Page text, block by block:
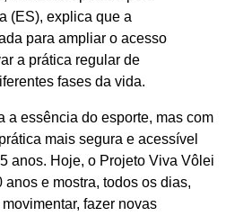
(ES), explica que a
para ampliar o acesso
a prática regular de
fases da vida.
a essência do esporte, mas com
mais segura e acessível
anos. Hoje, o Projeto Viva Vôlei
e mostra, todos os dias,
fazer novas